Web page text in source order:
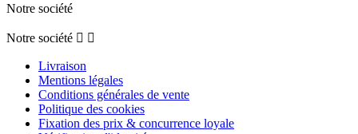
la vape, le bouton est difficile à manipuler avec finesse. En outre, les
elles rentrent dedans mais la vape est impossible. Il faut tirer comme un fou
voir plus
Avis du16/03/2025 , suite à une expérience du
Utile(1) Signaler